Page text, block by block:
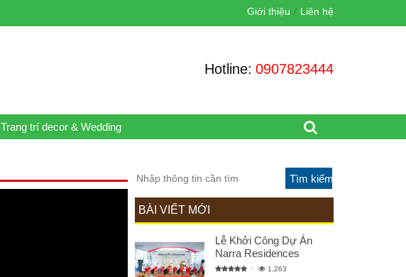
Giới thiệu Liên hệ
Hotline: 0907823444
Trang trí decor & Wedding
BÀI VIẾT MỚI
Lễ Khởi Công Dự Án
Narra Residences
1,263